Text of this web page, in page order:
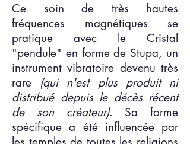
Ce soin de très hautes
fréquences magnétiques se
pratique avec le Cristal
"pendule" en forme de Stupa, un
instrument vibratoire devenu très
rare (qui n'est plus produit ni
distribué depuis le décès récent
de son créateur). Sa forme
spécifique a été influencée par